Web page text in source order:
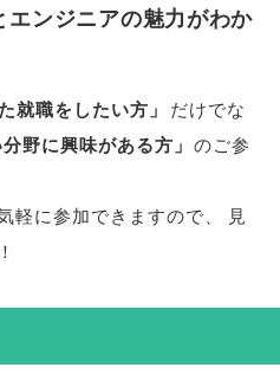
ンジニアの魅力がわか
就職をしたい方 」 だけでな
野に興味がある方 」 のご参
軽に参加できますので、
見